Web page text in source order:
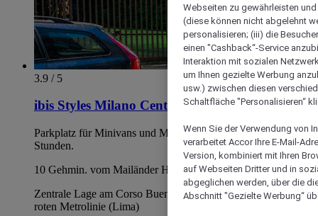
3.9 / 5
ibis Styles Milano Centro
Parkplatz für Minivans und Minibusse: 30 Euro für 24
Stunden.
10 Gehmin. vom Mailänder Hauptbahnhof
Zentrale Lage am Corso Buenos Aires. 2 Gehminuten von der
roten Metrolinie (Lima)
Webseiten zu gewährleisten
(diese können nicht abgelehnt
personalisieren; (iii) die
einen "Cashback“-Service
Interaktion mit sozialen
um Ihnen gezielte Werbung
usw.) zwischen diesen
Schaltfläche "Personalisieren“
Wenn Sie der Verwendung von
verarbeitet Accor Ihre E-Mail-
Version, kombiniert mit Ihren
auf Webseiten Dritter und in
abgeglichen werden, über die
Abschnitt "Gezielte Werbung“